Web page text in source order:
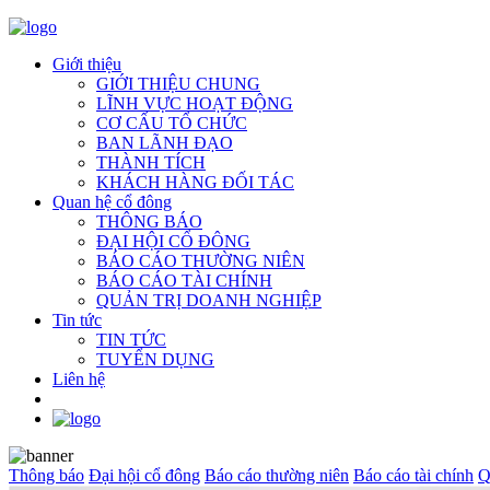
Giới thiệu
GIỚI THIỆU CHUNG
LĨNH VỰC HOẠT ĐỘNG
CƠ CẤU TỔ CHỨC
BAN LÃNH ĐẠO
THÀNH TÍCH
KHÁCH HÀNG ĐỐI TÁC
Quan hệ cổ đông
THÔNG BÁO
ĐẠI HỘI CỔ ĐÔNG
BÁO CÁO THƯỜNG NIÊN
BÁO CÁO TÀI CHÍNH
QUẢN TRỊ DOANH NGHIỆP
Tin tức
TIN TỨC
TUYỂN DỤNG
Liên hệ
Thông báo Đại hội cổ đông Báo cáo thường niên Báo cáo tài chính